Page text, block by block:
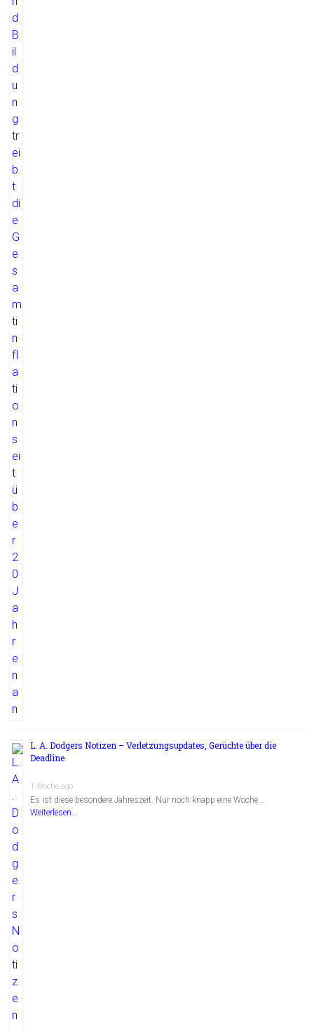
L. A. Dodgers Notizen – Verletzungsupdates, Gerüchte über die
Deadline
1 Woche ago
Es ist diese besondere Jahreszeit. Nur noch knapp eine Woche …
Weiterlesen...